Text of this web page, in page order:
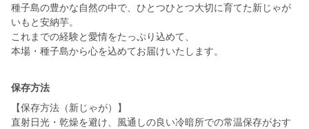
種子島の豊かな自然の中で、ひとつひとつ大切に育てた新じゃが
いもと安納芋。
これまでの経験と愛情をたっぷり込めて、
本場・種子島から心を込めてお届けいたします。
保存方法
【保存方法（新じゃが）】
直射日光・乾燥を避け、風通しの良い冷暗所での常温保存がおす